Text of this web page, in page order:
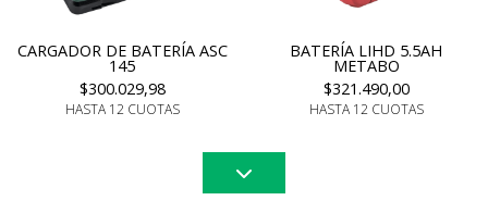
CARGADOR DE BATERÍA ASC
145
$300.029,98
HASTA 12 CUOTAS
BATERÍA LIHD 5.5AH
METABO
$321.490,00
HASTA 12 CUOTAS